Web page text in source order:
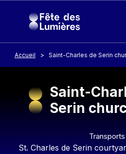
Accueil Saint-Charles de Serin
Saint-
Serin
Transports
St. Charles de Serin